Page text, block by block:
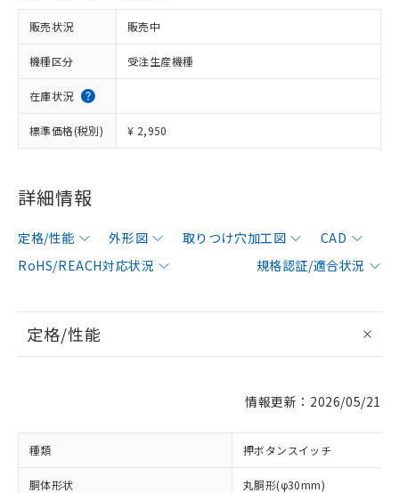
販売状況 販売中
機種区分 受注生産機種
在庫状況
標準価格(税別) ¥ 2,950
詳細情報
定格/性能 外形図 取りつけ穴加工図
CAD
RoHS/REACH対応状況
規格認証/適合状況
定格/性能
情報更新：2026/05/21
種類 押ボタンスイッチ
胴体形状 丸胴形(φ30mm)